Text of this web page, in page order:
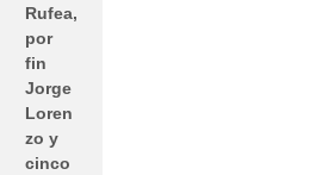
Rufea,
por
fin
Jorge
Loren
zo y
cinco